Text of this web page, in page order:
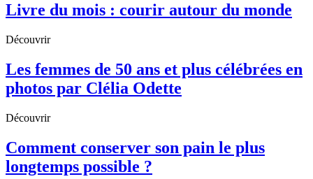
Livre du mois : courir autour du monde
Découvrir
Les femmes de 50 ans et plus célébrées en
photos par Clélia Odette
Découvrir
Comment conserver son pain le plus
longtemps possible ?